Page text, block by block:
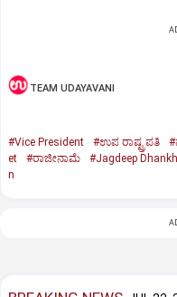
TEAM UDAYAVANI
#Vice President #ಉಪ ರಾಷ್ಟ್ರಪತಿ
et
#ರಾಜೀನಾಮೆ #Jagdeep
n